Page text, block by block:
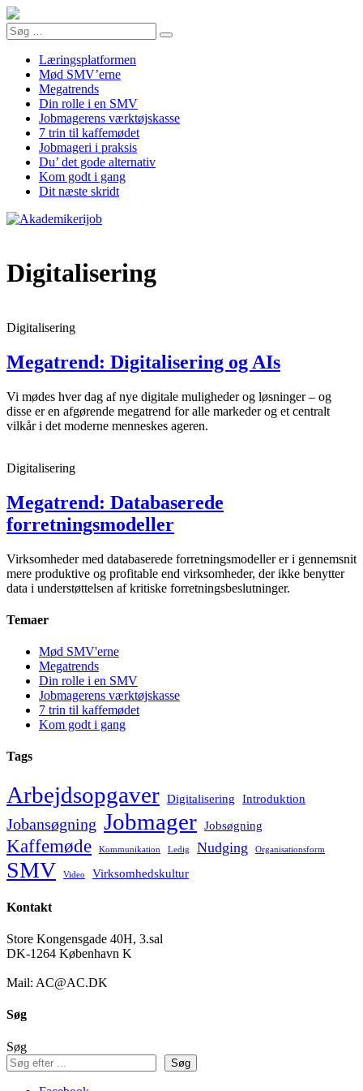
Læringsplatformen
Mød SMV’erne
Megatrends
Din rolle i en SMV
Jobmagerens værktøjskasse
7 trin til kaffemødet
Jobmageri i praksis
Du’ det gode alternativ
Kom godt i gang
Dit næste skridt
Digitalisering
Digitalisering
Megatrend: Digitalisering og AIs
Vi mødes hver dag af nye digitale muligheder og løsninger – og
disse er en afgørende megatrend for alle markeder og et centralt
vilkår i det moderne menneskes ageren.
Digitalisering
Megatrend: Databaserede
forretningsmodeller
Virksomheder med databaserede forretningsmodeller er i gennemsnit
mere produktive og profitable end virksomheder, der ikke benytter
data i understøttelsen af kritiske forretningsbeslutninger.
Temaer
Mød SMV'erne
Megatrends
Din rolle i en SMV
Jobmagerens værktøjskasse
7 trin til kaffemødet
Kom godt i gang
Tags
Arbejdsopgaver Digitalisering Introduktion
Jobansøgning Jobmager Jobsøgning
Kaffemøde Kommunikation Ledig Nudging Organisationsform
SMV Video Virksomhedskultur
Kontakt
Store Kongensgade 40H, 3.sal
DK-1264 København K
Mail: AC@AC.DK
Søg
Søg
Søg